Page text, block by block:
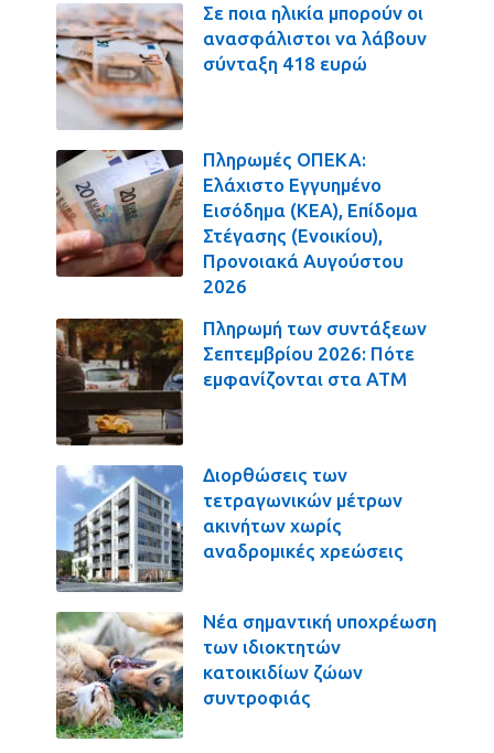
Σε ποια ηλικία μπορούν οι
ανασφάλιστοι να λάβουν
σύνταξη 418 ευρώ
Πληρωμές ΟΠΕΚΑ:
Ελάχιστο Εγγυημένο
Εισόδημα (ΚΕΑ), Επίδομα
Στέγασης (Ενοικίου),
Προνοιακά Αυγούστου
2026
Πληρωμή των συντάξεων
Σεπτεμβρίου 2026: Πότε
εμφανίζονται στα ΑΤΜ
Διορθώσεις των
τετραγωνικών μέτρων
ακινήτων χωρίς
αναδρομικές χρεώσεις
Νέα σημαντική υποχρέωση
των ιδιοκτητών
κατοικιδίων ζώων
συντροφιάς